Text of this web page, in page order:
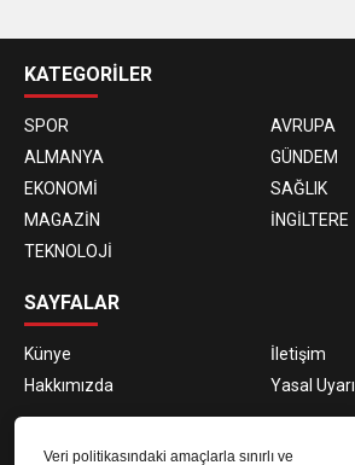
Veri politikasındaki amaçlarla sınırlı ve
siteleri
KATEGORİLER
SPOR
AVRUPA
ALMANYA
GÜNDEM
EKONOMİ
SAĞLIK
MAGAZİN
İNGİLTERE
TEKNOLOJİ
SAYFALAR
Künye
İletişim
Hakkımızda
Yasal Uyarı